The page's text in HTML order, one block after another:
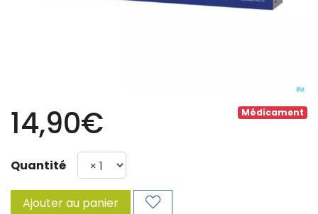
Médicament
14,90€
Quantité
Ajouter au panier